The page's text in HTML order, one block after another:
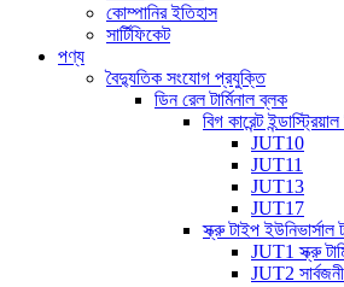
কোম্পানির ইতিহাস
সার্টিফিকেট
পণ্য
বৈদ্যুতিক সংযোগ প্রযুক্তি
ডিন রেল টার্মিনাল ব্লক
বিগ কারেন্ট
JUT10
JUT11
JUT13
JUT17
স্ক্রু টাইপ ইউনিভার্সাল
JUT1 স্ক্রু
JUT2